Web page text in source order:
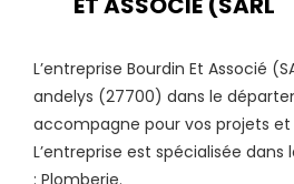
L’entreprise Bourdin Et Associé
andelys (27700) dans le
accompagne pour vos projets et
L’entreprise est spécialisée
: Plomberie.